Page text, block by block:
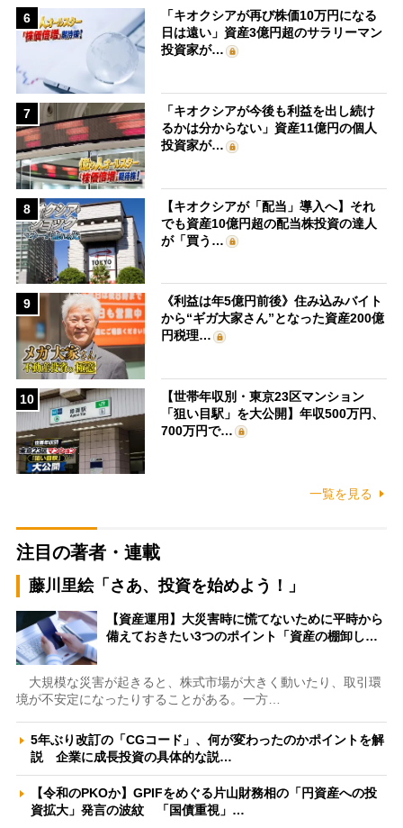
6
「キオクシアが再び株価10万円になる
日は遠い」資産3億円超のサラリーマン
投資家が…
7
「キオクシアが今後も利益を出し続け
るかは分からない」資産11億円の個人
投資家が…
8
【キオクシアが「配当」導入へ】それ
でも資産10億円超の配当株投資の達人
が「買う…
9
《利益は年5億円前後》住み込みバイト
から“ギガ大家さん”となった資産200億
円税理…
10
【世帯年収別・東京23区マンション
「狙い目駅」を大公開】年収500万円、
700万円で…
一覧を見る
注目の著者・連載
藤川里絵「さあ、投資を始めよう！」
【資産運用】大災害時に慌てないために平時から
備えておきたい3つのポイント「資産の棚卸し…
大規模な災害が起きると、株式市場が大きく動いたり、取引環
境が不安定になったりすることがある。一方…
5年ぶり改訂の「CGコード」、何が変わったのかポイントを解
説 企業に成長投資の具体的な説…
【令和のPKOか】GPIFをめぐる片山財務相の「円資産への投
資拡大」発言の波紋 「国債重視」…